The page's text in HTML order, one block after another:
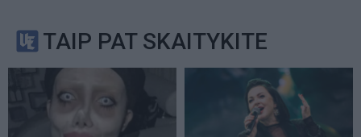
TAIP PAT SKAITYKITE